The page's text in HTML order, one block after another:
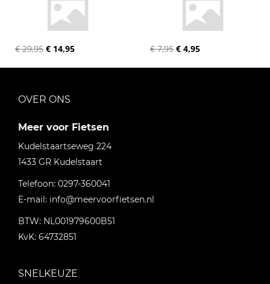
€ 29,95 € 14,95 € 7,95 € 4,95
OVER ONS
Meer voor Fietsen
Kudelstaartseweg 224
1433 GR Kudelstaart
Telefoon: 0297-360041
E-mail: info@meervoorfietsen.nl
BTW: NL001979600B51
KvK: 64732851
SNELKEUZE